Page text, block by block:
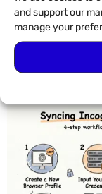
and support our
manage your
den Standort
Nach der
isolierter
einmal